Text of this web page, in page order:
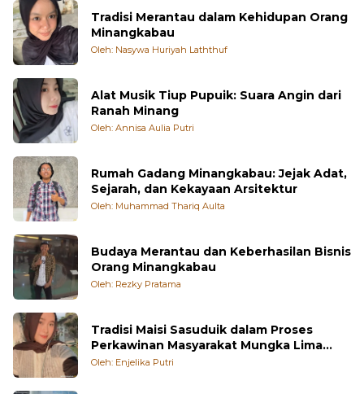
Minangkabau
Oleh: Nasywa Huriyah Laththuf
Ranah Minang
Oleh: Annisa Aulia Putri
Sejarah, dan Kekayaan Arsitektur
Oleh: Muhammad Thariq Aulta
Orang Minangkabau
Oleh: Rezky Pratama
Perkawinan Masyarakat Mungka Lima
Puluh Kota
Oleh: Enjelika Putri